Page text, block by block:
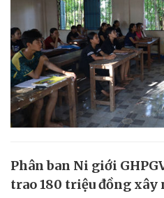
Phân ban Ni giới
trao 180 triệu đồng